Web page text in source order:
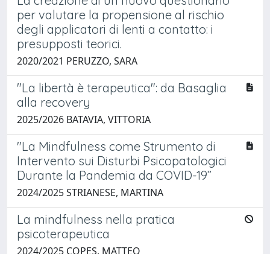
per valutare la propensione al rischio
degli applicatori di lenti a contatto: i
presupposti teorici.
2020/2021 PERUZZO, SARA
"La libertà è terapeutica": da Basaglia
alla recovery
2025/2026 BATAVIA, VITTORIA
"La Mindfulness come Strumento di
Intervento sui Disturbi Psicopatologici
Durante la Pandemia da COVID-19”
2024/2025 STRIANESE, MARTINA
La mindfulness nella pratica
psicoterapeutica
2024/2025 COPES, MATTEO